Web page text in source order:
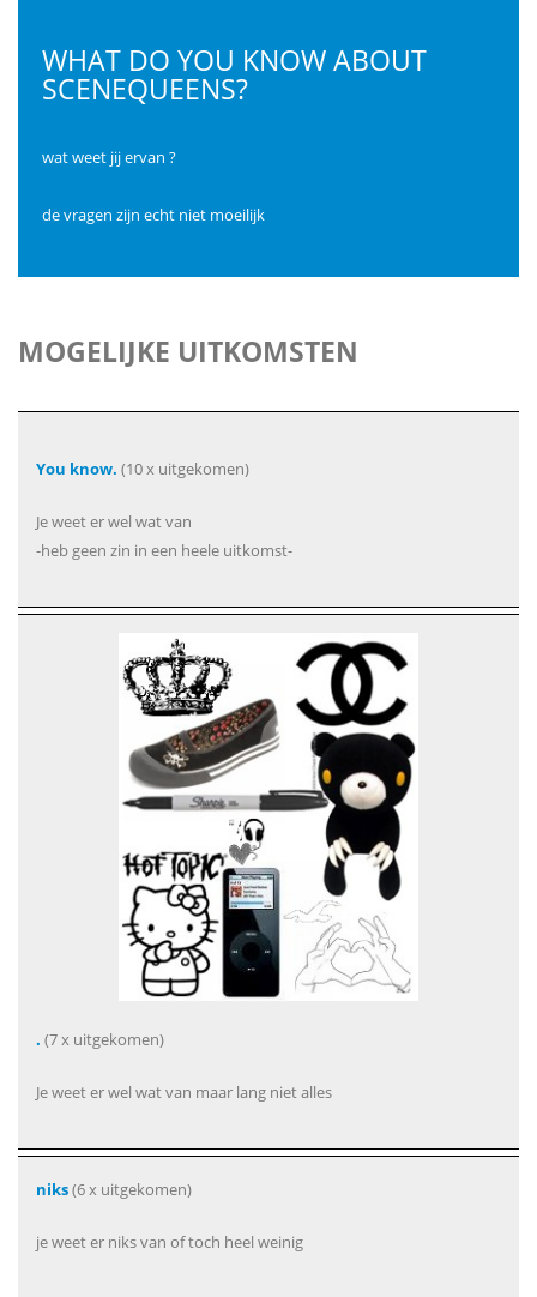
WHAT DO YOU KNOW ABOUT
SCENEQUEENS?
wat weet jij ervan ?
de vragen zijn echt niet moeilijk
MOGELIJKE UITKOMSTEN
You know. (10 x uitgekomen)
Je weet er wel wat van
-heb geen zin in een heele uitkomst-
. (7 x uitgekomen)
Je weet er wel wat van maar lang niet alles
niks(6 x uitgekomen)
je weet er niks van of toch heel weinig